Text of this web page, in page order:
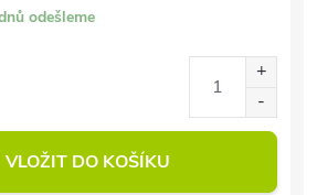
odešleme
VLOŽIT DO KOŠÍKU